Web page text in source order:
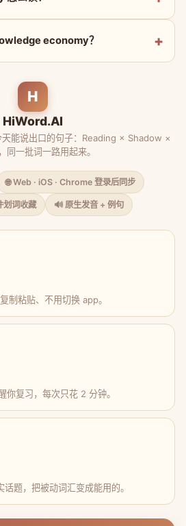
economy？
H
HiWord.AI
能说出口的句子：Reading × Shadow ×
同一批词一路用起来。
🌐 Web · iOS · Chrome 登录后同步
划词收藏 🔊 原生发音 + 例句
制粘贴、不用切换 app。
你复习，每次只花 2 分钟。
题，把被动词汇变成能用的。